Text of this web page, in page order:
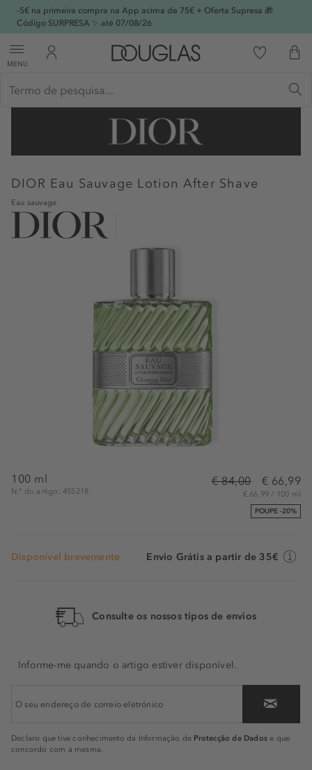
-5€ na primeira compra na App acima de 75€ + Oferta Supresa 🎁
Código SURPRESA ✨ até 07/08/26
MENU
DIOR Eau Sauvage Lotion After Shave
Eau sauvage
100 ml
N.° do artigo: 455218
€ 84,00 € 66,99
€ 66,99 / 100 ml
POUPE -20%
Disponível brevemente Envio Grátis a partir de 35€
Consulte os nossos tipos de envios
Informe-me quando o artigo estiver disponível.
Declaro que tive conhecimento da Informação de Protecção de Dados e que
concordo com a mesma.